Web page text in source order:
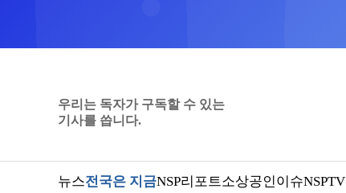
우리는 독자가 구독할 수 있는
기사를 씁니다.
뉴스전국은 지금NSP리포트소상공인이슈NSPTV